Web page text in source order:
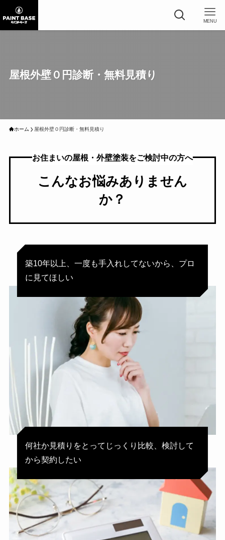
MENU
屋根外壁０円診断・無料⾒積り
ホーム 屋根外壁０円診断・無料⾒積り
お住まいの屋根・外壁塗装をご検討中の方へ
こんなお悩みありません
か？
築10年以上、一度も手入れしてないから、プロ
に見てほしい
何社か見積りをとってじっくり比較、検討して
から契約したい